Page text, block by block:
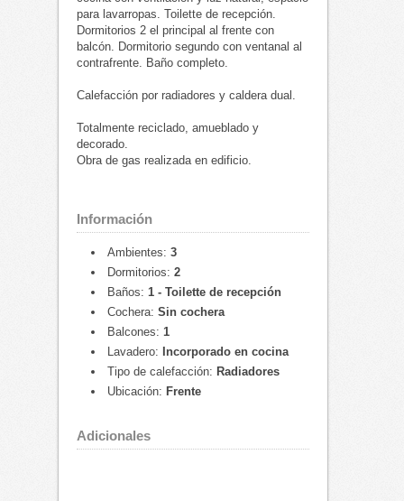
para lavarropas. Toilette de recepción.
Dormitorios 2 el principal al frente con
balcón. Dormitorio segundo con ventanal al
contrafrente. Baño completo.
Calefacción por radiadores y caldera dual.
Totalmente reciclado, amueblado y
decorado.
Obra de gas realizada en edificio.
Información
Ambientes: 3
Dormitorios: 2
Baños:
1 - Toilette de recepción
Cochera: Sin cochera
Balcones: 1
Lavadero:
Incorporado en cocina
Tipo de calefacción: Radiadores
Ubicación: Frente
Adicionales